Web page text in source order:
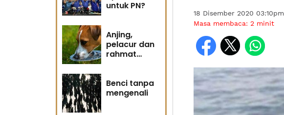
untuk PN?
Anjing,
pelacur dan
rahmat
Benci tanpa
mengenali
18 Disember 2020 03:10pm
Masa membaca: 2 minit